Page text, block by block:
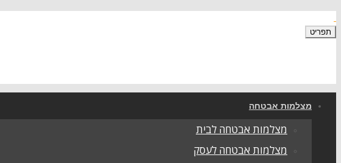
תפריט
מצלמות אבטחה
מצלמות אבטחה לבית
מצלמות אבטחה לעסק